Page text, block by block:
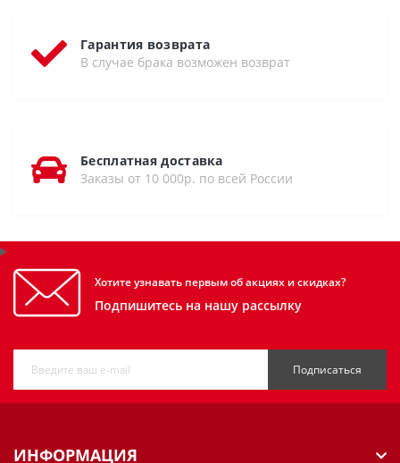
Гарантия возврата
В случае брака возможен возврат
Бесплатная доставка
Заказы от 10 000р. по всей России
Хотите узнавать первым об акциях и скидках?
Подпишитесь на нашу рассылку
Подписаться
ИНФОРМАЦИЯ